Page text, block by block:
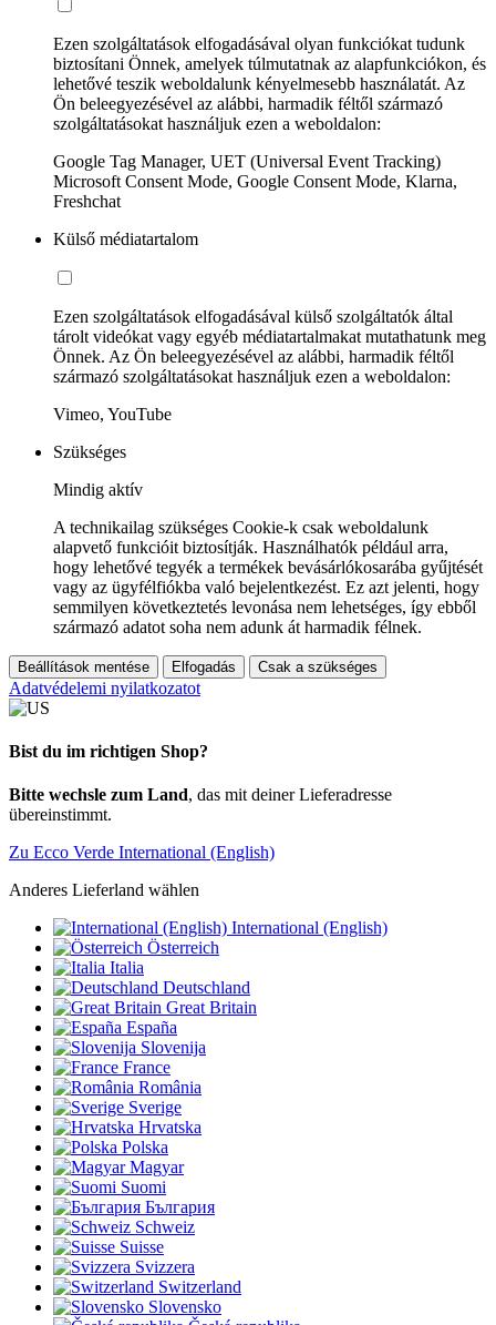
Ezen szolgáltatások elfogadásával olyan funkciókat tudunk
biztosítani Önnek, amelyek túlmutatnak az alapfunkciókon, és
lehetővé teszik weboldalunk kényelmesebb használatát. Az
Ön beleegyezésével az alábbi, harmadik féltől származó
szolgáltatásokat használjuk ezen a weboldalon:
Google Tag Manager, UET (Universal Event Tracking)
Microsoft Consent Mode, Google Consent Mode, Klarna,
Freshchat
Külső médiatartalom
Ezen szolgáltatások elfogadásával külső szolgáltatók által
tárolt videókat vagy egyéb médiatartalmakat mutathatunk meg
Önnek. Az Ön beleegyezésével az alábbi, harmadik féltől
származó szolgáltatásokat használjuk ezen a weboldalon:
Vimeo, YouTube
Szükséges
Mindig aktív
A technikailag szükséges Cookie-k csak weboldalunk
alapvető funkcióit biztosítják. Használhatók például arra,
hogy lehetővé tegyék a termékek bevásárlókosarába gyűjtését
vagy az ügyfélfiókba való bejelentkezést. Ez azt jelenti, hogy
semmilyen következtetés levonása nem lehetséges, így ebből
származó adatot soha nem adunk át harmadik félnek.
Beállítások mentése Elfogadás Csak a szükséges
Adatvédelemi nyilatkozatot
Bist du im richtigen Shop?
Bitte wechsle zum Land, das mit deiner Lieferadresse
übereinstimmt.
Zu Ecco Verde International (English)
Anderes Lieferland wählen
International (English)
Österreich
Italia
Deutschland
Great Britain
España
Slovenija
France
România
Sverige
Hrvatska
Polska
Magyar
Suomi
България
Schweiz
Suisse
Svizzera
Switzerland
Slovensko